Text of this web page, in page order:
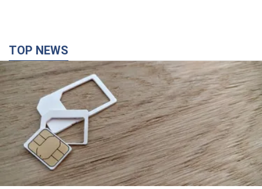
TOP NEWS